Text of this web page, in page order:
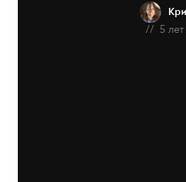
// 5